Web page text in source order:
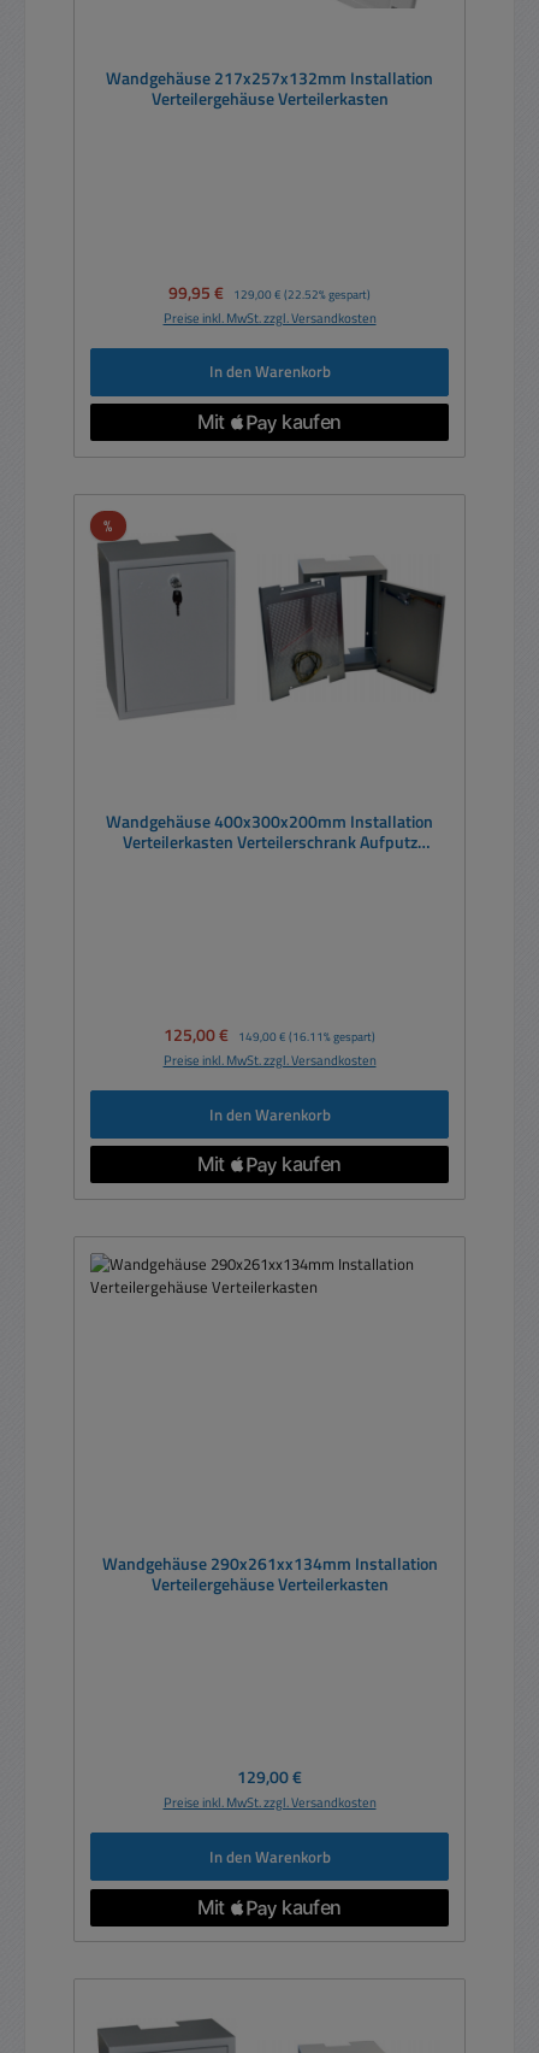
Wandgehäuse 217x257x132mm Installation
Verteilergehäuse Verteilerkasten
Verkaufspreis:
99,95 € Regulärer Preis:
129,00 € (22.52% gespart)
Preise inkl. MwSt. zzgl. Versandkosten
In den Warenkorb
%Rabatt
Wandgehäuse 400x300x200mm Installation
Verteilerkasten Verteilerschrank Aufputz
Verkaufspreis:
125,00 € Regulärer Preis:
149,00 € (16.11% gespart)
Preise inkl. MwSt. zzgl. Versandkosten
In den Warenkorb
Wandgehäuse 290x261xx134mm Installation
Verteilergehäuse Verteilerkasten
Regulärer Preis:
129,00 €
Preise inkl. MwSt. zzgl. Versandkosten
In den Warenkorb